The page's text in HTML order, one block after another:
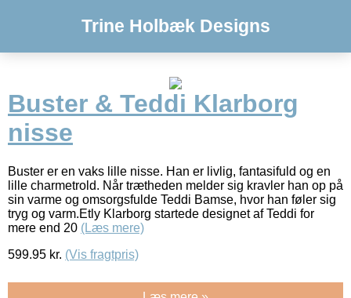
Trine Holbæk Designs
Buster & Teddi Klarborg
nisse
Buster er en vaks lille nisse. Han er livlig, fantasifuld og en
lille charmetrold. Når trætheden melder sig kravler han op på
sin varme og omsorgsfulde Teddi Bamse, hvor han føler sig
tryg og varm.Etly Klarborg startede designet af Teddi for
mere end 20 (Læs mere)
599.95 kr. (Vis fragtpris)